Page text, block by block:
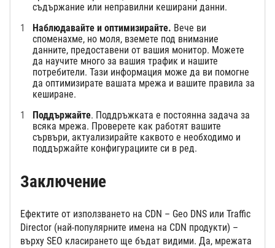
съдържание или неправилни кеширани данни.
Наблюдавайте и оптимизирайте. Вече ви
споменахме, но моля, вземете под внимание
данните, предоставени от вашия монитор. Можете
да научите много за вашия трафик и нашите
потребители. Тази информация може да ви помогне
да оптимизирате вашата мрежа и вашите правила за
кеширане.
Поддържайте. Поддръжката е постоянна задача за
всяка мрежа. Проверете как работят вашите
сървъри, актуализирайте каквото е необходимо и
поддържайте конфигурациите си в ред.
Заключение
Ефектите от използването на CDN – Geo DNS или Traffic
Director (най-популярните имена на CDN продукти) –
върху SEO класирането ще бъдат видими. Да, мрежата